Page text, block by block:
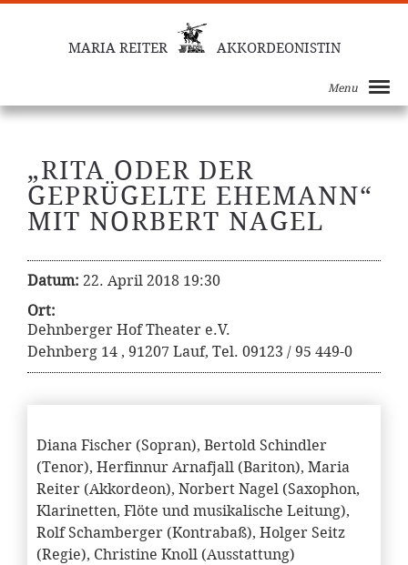
MARIA REITER AKKORDEONISTIN
Menu
„RITA ODER DER
GEPRÜGELTE EHEMANN“
MIT NORBERT NAGEL
Datum: 22. April 2018 19:30
Ort:
Dehnberger Hof Theater e.V.
Dehnberg 14 , 91207 Lauf, Tel. 09123 / 95 449-0
Diana Fischer (Sopran), Bertold Schindler
(Tenor), Herfinnur Arnafjall (Bariton), Maria
Reiter (Akkordeon), Norbert Nagel (Saxophon,
Klarinetten, Flöte und musikalische Leitung),
Rolf Schamberger (Kontrabaß), Holger Seitz
(Regie), Christine Knoll (Ausstattung)